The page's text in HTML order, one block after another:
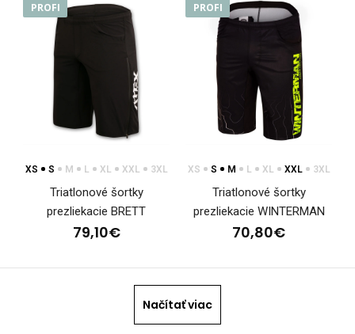
Triatlonový top s bočnými vreckami. V prednej časti
podložený dvojtretinový zips s prekrytom. Bočné ..
PROFI
XS S M L XL XXL 3XL
Triatlonové šortky
prezliekacie BRETT
79,10€
PROFI
XS S M L XL XXL 3XL
Triatlonové šortky
prezliekacie WINTERMAN
70,80€
Načítať viac